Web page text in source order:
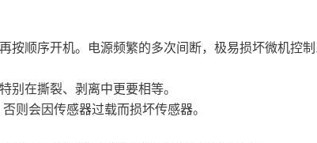
顺序开机。电源频繁的多次间断，极易损坏微机控制
别在撕裂、剥离中更要相等。
则会因传感器过载而损坏传感器。